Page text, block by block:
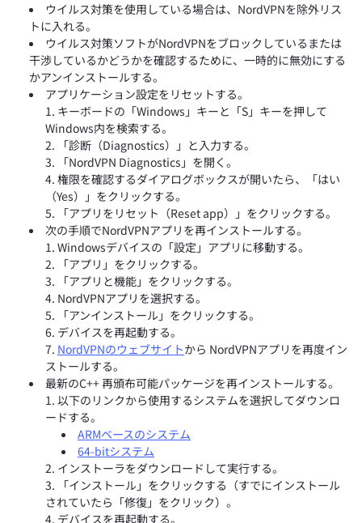
ウイルス対策を使用している場合は、NordVPNを除外リス
トに入れる。
ウイルス対策ソフトがNordVPNをブロックしているまたは
干渉しているかどうかを確認するために、一時的に無効にする
かアンインストールする。
アプリケーション設定をリセットする。
キーボードの「Windows」キーと「S」キーを押して
Windows内を検索する。
「診断（Diagnostics）」と入力する。
「NordVPN Diagnostics」を開く。
権限を確認するダイアログボックスが開いたら、「はい
（Yes）」をクリックする。
「アプリをリセット（Reset app）」をクリックする。
次の手順でNordVPNアプリを再インストールする。
Windowsデバイスの「設定」アプリに移動する。
「アプリ」をクリックする。
「アプリと機能」をクリックする。
NordVPNアプリを選択する。
「アンインストール」をクリックする。
デバイスを再起動する。
NordVPNのウェブサイトから NordVPNアプリを再度イン
ストールする。
最新のC++ 再頒布可能パッケージを再インストールする。
以下のリンクから使用するシステムを選択してダウンロ
ードする。
ARMベースのシステム
64-bitシステム
インストーラをダウンロードして実行する。
「インストール」をクリックする（すでにインストール
されていたら「修復」をクリック）。
デバイスを再起動する。